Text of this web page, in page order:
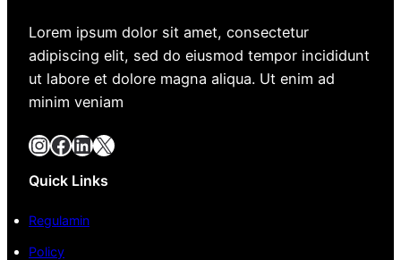
Lorem ipsum dolor sit amet, consectetur
adipiscing elit, sed do eiusmod tempor incididunt
ut labore et dolore magna aliqua. Ut enim ad
minim veniam
InstagramFacebook LinkedIn X
Quick Links
Regulamin
Policy